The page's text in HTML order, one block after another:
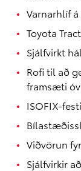
Varnarhlíf
Toyota
Sjálfvirkt
Rofi til að
framsæti
ISOFIX-
Viðvörun
Sjálfvirkir